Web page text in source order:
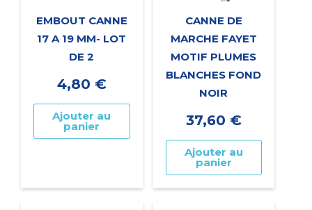
EMBOUT CANNE
17 A 19 MM- LOT
DE 2
4,80 €
Ajouter au
panier
CANNE DE
MARCHE FAYET
MOTIF PLUMES
BLANCHES FOND
NOIR
37,60 €
Ajouter au
panier